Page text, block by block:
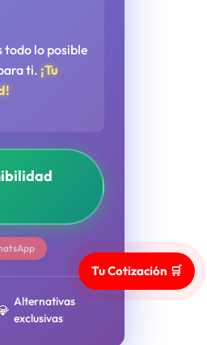
todo lo posible
ti. ¡Tu
Alternativas
exclusivas
Tu Cotización 🛒